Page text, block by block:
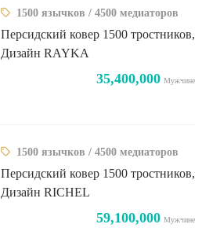
1500 язычков / 4500 медиаторов
Персидский ковер 1500 тростников,
Дизайн RAYKA
35,400,000 Мужчине
1500 язычков / 4500 медиаторов
Персидский ковер 1500 тростников,
Дизайн RICHEL
59,100,000 Мужчине